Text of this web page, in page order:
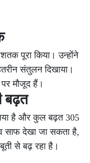
पूरा किया। उन्होंने
संतुलन दिखाया।
मौजूद हैं।
बढ़त
है और कुल बढ़त 305
साफ देखा जा सकता है,
से बढ़ रहा है।